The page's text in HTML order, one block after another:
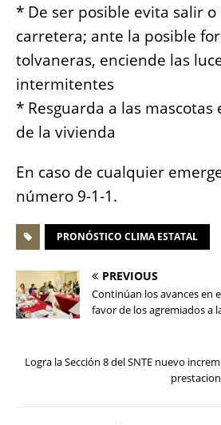
* De ser posible evita salir
carretera; ante la posible
tolvaneras, enciende las
intermitentes
* Resguarda a las mascotas
de la vivienda
En caso de cualquier
número 9-1-1.
PRONÓSTICO CLIMA ESTATAL
PREVIOUS
Continúan los avances en
favor de los agremiados a
Logra la Sección 8 del SNTE nuevo